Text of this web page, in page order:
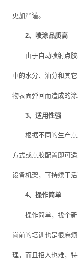
更加严谨。
2、喷涂品质高
由于自动喷射点胶
中的水分、油分和其
物表面弹回而造成的涂
3、适用性强
根据不同的生产点
方式或点胶配置即可
设备机架，可持续干活
4、操作简单
操作简单，找个新
岗前的培训也是很麻
理，而且招人也难，